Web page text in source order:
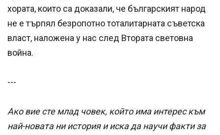
хората, които са доказали, че българският народ
не е търпял безропотно тоталитарната съветска
власт, наложена у нас след Втората световна
война.
---
Ако вие сте млад човек, който има интерес към
най-новата ни история и иска да научи факти за